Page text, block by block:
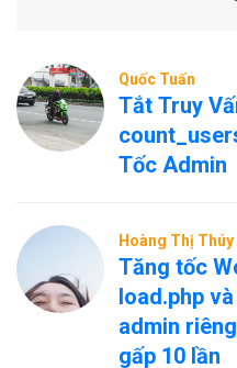
Quốc Tuấn
Tắt Truy
Tốc Admin
Hoàng Thị Thúy
Tăng tốc
load.php và
admin
gấp 10 lần